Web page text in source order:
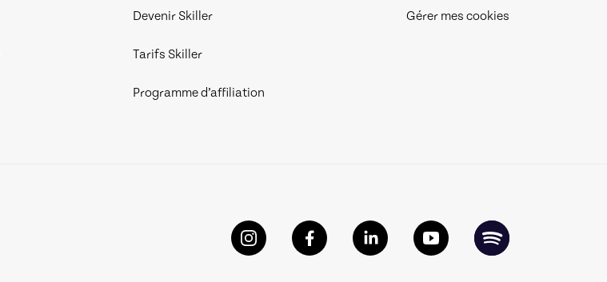
Devenir Skiller
Tarifs Skiller
Programme d’affiliation
Gérer mes cookies